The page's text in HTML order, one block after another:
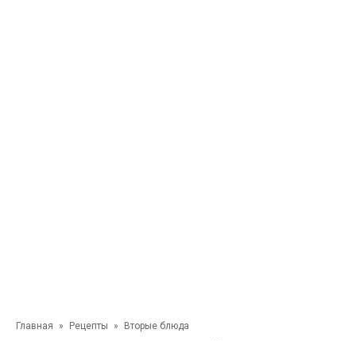
Главная » Рецепты » Вторые блюда